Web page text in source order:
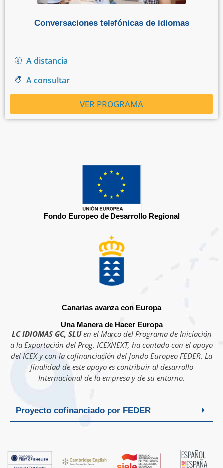
Conversaciones telefónicas de idiomas
A distancia
A consultar
VER PROGRAMA
Fondo Europeo de Desarrollo Regional
Canarias avanza con Europa
Una Manera de Hacer Europa
LC IDIOMAS GC, SLUen el Marco del Programa de Iniciación
a la Exportación del Prog. ICEXNEXT, ha contado con el apoyo
del ICEX y con la cofinanciación del fondo Europeo FEDER. La
finalidad de este apoyo es contribuir al desarrollo
Internacional de la empresa y de su entorno.
Proyecto cofinanciado por FEDER